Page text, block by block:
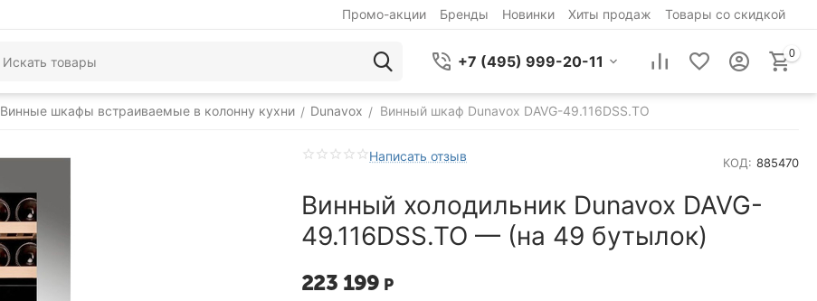
Промо-акции Бренды Новинки Хиты продаж Товары со скидкой
+7 (495) 999-20-11 0
Винные шкафы встраиваемые в колонну кухни / Dunavox / Винный шкаф Dunavox DAVG-49.116DSS.TO
Написать отзыв КОД: 885470
Винный холодильник Dunavox DAVG-
49.116DSS.TO — (на 49 бутылок)
223 199 Р